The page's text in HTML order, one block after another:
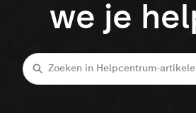
we je
Zoeken